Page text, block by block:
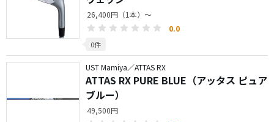
26,400円（1本）～
0.0
0件
UST Mamiya／ATTAS RX
ATTAS RX PURE BLUE（アッタス ピュア
ブルー）
49,500円